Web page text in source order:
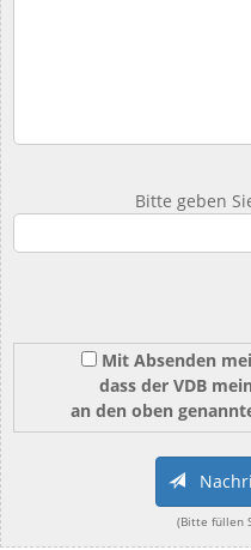
Bitte geben
Mit Absenden
dass der VDB
an den oben
(Bitte füllen